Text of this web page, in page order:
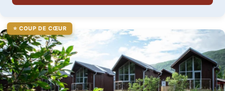
⭐ COUP DE CŒUR